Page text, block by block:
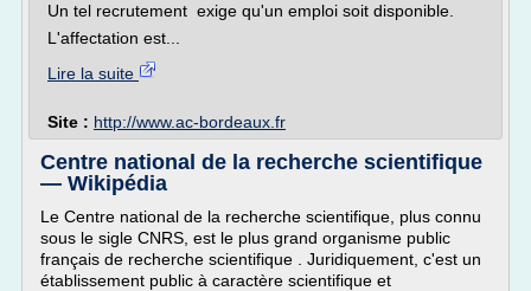
Un tel recrutement exige qu'un emploi soit disponible.
L'affectation est...
Lire la suite
Site : http://www.ac-bordeaux.fr
Centre national de la recherche scientifique
— Wikipédia
Le Centre national de la recherche scientifique, plus connu
sous le sigle CNRS, est le plus grand organisme public
français de recherche scientifique . Juridiquement, c'est un
établissement public à caractère scientifique et